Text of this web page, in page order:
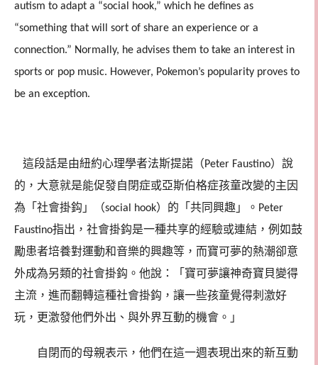
autism to adapt a “social hook,” which he defines as
“something that will sort of share an experience or a
connection.” Normally, he advises them to take an interest in
sports or pop music. However, Pokemon’s popularity proves to
be an exception.
這段話是由紐約心理學者法斯提諾（Peter Faustino）說
的，大意就是能促發自閉症或亞斯伯格症孩童改變的主因
為「社會掛鈎」（social hook）的「共同興趣」。 Peter
Faustino指出，社會掛鈎是一種共享的經驗或連結，例如鼓
勵患者培養對運動和音樂的興趣等，而寶可夢的熱潮卻意
外成為另類的社會掛鈎。他說：「寶可夢讓神奇寶貝變得
主流，進而翻轉這種社會掛鈎，讓一些孩童覺得刺激好
玩，更激發他們外出、與外界互動的機會。」
自閉而的母親表示，他們在這一週表現出來的新互動